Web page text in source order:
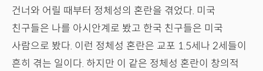
건너와 어릴 때부터 정체성의 혼란을 겪었다. 미국
친구들은 나를 아시안계로 봤고 한국 친구들은 미국
사람으로 봤다. 이런 정체성 혼란은 교포 1.5세나 2세들이
흔히 겪는 일이다. 하지만 이 같은 정체성 혼란이 창의적